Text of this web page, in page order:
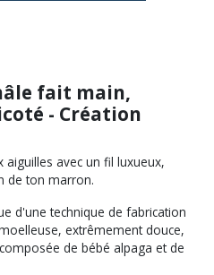
fait main,
- Création
aiguilles avec un fil luxueux,
de ton marron.
d'une technique de fabrication
extrêmement douce,
de bébé alpaga et de